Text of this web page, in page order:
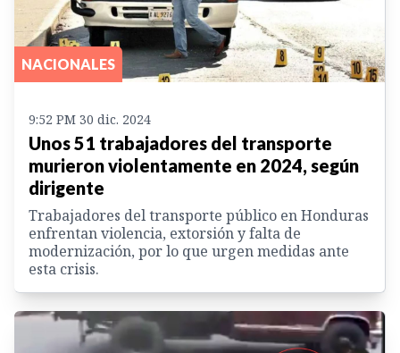
NACIONALES
9:52 PM 30 dic. 2024
Unos 51 trabajadores del transporte
murieron violentamente en 2024, según
dirigente
Trabajadores del transporte público en Honduras
enfrentan violencia, extorsión y falta de
modernización, por lo que urgen medidas ante
esta crisis.